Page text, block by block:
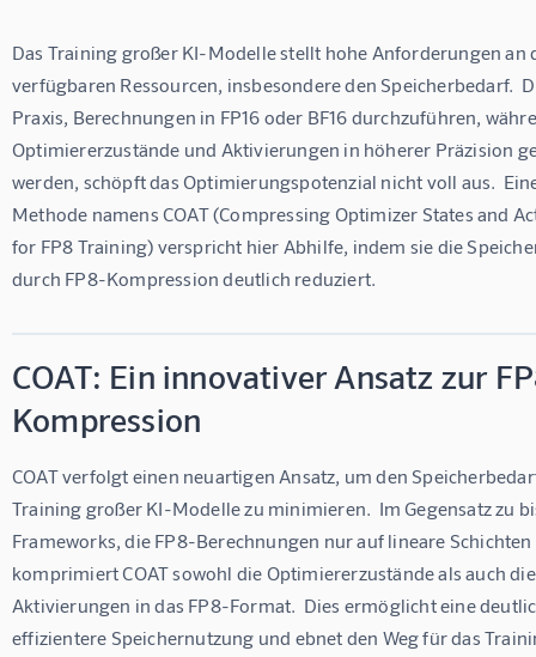
Das Training großer KI-Modelle stellt hohe Anforderungen an
verfügbaren Ressourcen, insbesondere den Speicherbedarf.
Praxis, Berechnungen in FP16 oder BF16 durchzuführen,
Optimiererzustände und Aktivierungen in höherer Präzision
werden, schöpft das Optimierungspotenzial nicht voll aus.
Methode namens COAT (Compressing Optimizer States and
for FP8 Training) verspricht hier Abhilfe, indem sie die
durch FP8-Kompression deutlich reduziert.
COAT: Ein innovativer Ansatz zur
Kompression
COAT verfolgt einen neuartigen Ansatz, um den
Training großer KI-Modelle zu minimieren.  Im Gegensatz zu
Frameworks, die FP8-Berechnungen nur auf lineare
komprimiert COAT sowohl die Optimiererzustände als auch
Aktivierungen in das FP8-Format.  Dies ermöglicht eine
effizientere Speichernutzung und ebnet den Weg für das